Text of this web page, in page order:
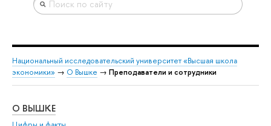
Национальный исследовательский университет «Высшая школа
экономики» → О Вышке → Преподаватели и сотрудники
О ВЫШКЕ